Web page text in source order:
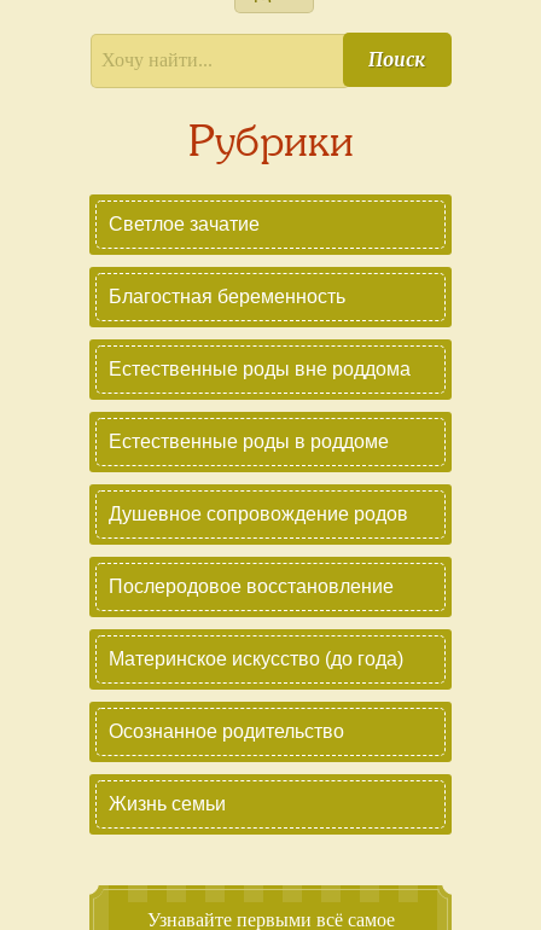
Поиск
Рубрики
Светлое зачатие
Благостная беременность
Естественные роды вне роддома
Естественные роды в роддоме
Душевное сопровождение родов
Послеродовое восстановление
Материнское искусство (до года)
Осознанное родительство
Жизнь семьи
Узнавайте первыми всё самое